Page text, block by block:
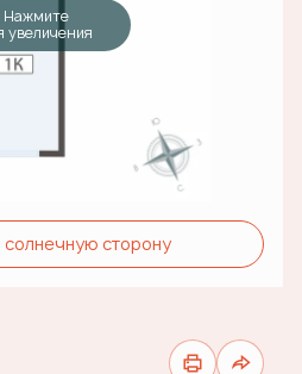
Нажмите
увеличения
сторону